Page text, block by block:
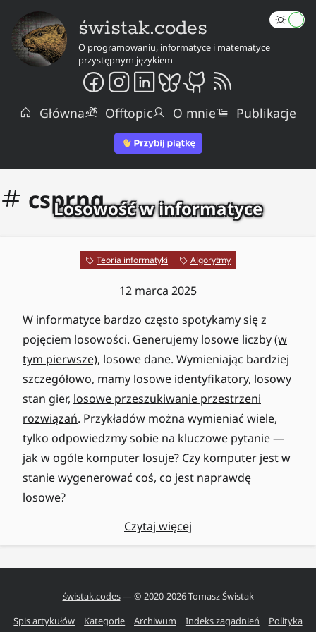
świstak.codes
O programowaniu, informatyce i matematyce
przystępnym językiem
Główna Offtopic O mnie Publikacje
csprng
Losowość w informatyce
Teoria informatyki Algorytmy
12 marca 2025
W informatyce bardzo często spotykamy się z
pojęciem losowości. Generujemy losowe liczby(w
tym pierwsze), losowe dane. Wymieniając bardziej
szczegółowo, mamy losowe identyfikatory, losowy
stan gier, losowe przeszukiwanie przestrzeni
rozwiązań. Przykładów można wymieniać wiele,
tylko odpowiedzmy sobie na kluczowe pytanie —
jak w ogóle komputer losuje? Czy komputer jest w
stanie wygenerować coś, co jest naprawdę
losowe?
Czytaj więcej
świstak.codes— © 2020-2026Tomasz Świstak
Spis artykułów
Kategorie Archiwum Indeks zagadnień
Polityka